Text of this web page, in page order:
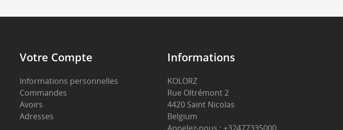
Votre Compte
Informations personnelles
Commandes
Avoirs
Adresses
Informations
KOLORZ
Rue Oltrémont 2
4420 Saint Nicolas
Belgium